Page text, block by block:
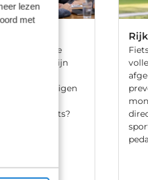
lezen
met
aan het goede
leasen. Wij zijn
onze eigen
van een fiets?